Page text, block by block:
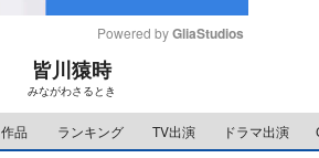
e
Powered by GliaStudios
皆川猿時
みながわさるとき
作品 ランキング TV出演 ドラマ出演